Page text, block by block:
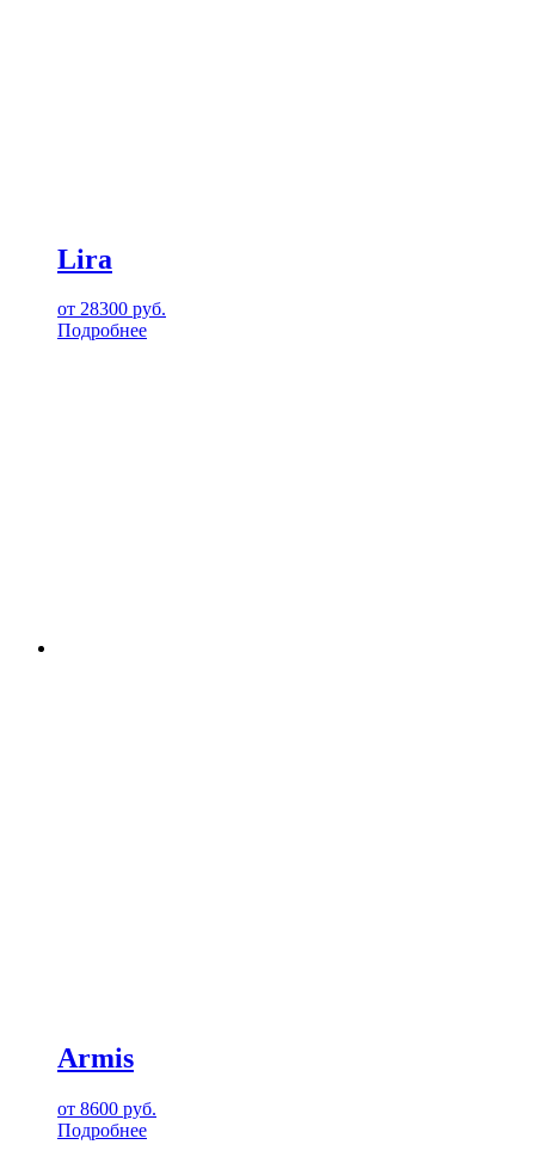
Lira
от 28300 руб.
Подробнее
Armis
от 8600 руб.
Подробнее